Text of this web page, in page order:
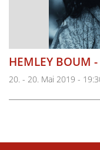
HEMLEY BOUM
20. - 20. Mai 2019 -